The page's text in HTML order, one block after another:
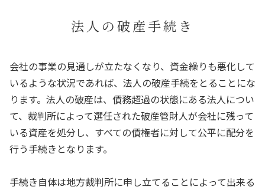
法人の破産手続き
会社の事業の見通しが立たなくなり、資金繰りも悪化して
いるような状況であれば、法人の破産手続をとることにな
ります。法人の破産は、債務超過の状態にある法人につい
て、裁判所によって選任された破産管財人が会社に残って
いる資産を処分し、すべての債権者に対して公平に配分を
行う手続きとなります。
手続き自体は地方裁判所に申し立てることによって出来る